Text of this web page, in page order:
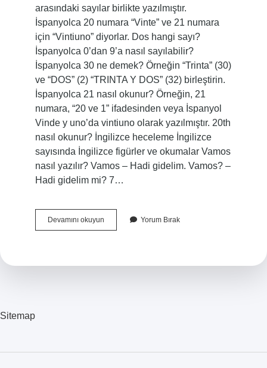
arasındaki sayılar birlikte yazılmıştır.
İspanyolca 20 numara “Vinte” ve 21 numara
için “Vintiuno” diyorlar. Dos hangi sayı?
İspanyolca 0’dan 9’a nasıl sayılabilir?
İspanyolca 30 ne demek? Örneğin “Trinta” (30)
ve “DOS” (2) “TRINTA Y DOS” (32) birleştirin.
İspanyolca 21 nasıl okunur? Örneğin, 21
numara, “20 ve 1” ifadesinden veya İspanyol
Vinde y uno’da vintiuno olarak yazılmıştır. 20th
nasıl okunur? İngilizce heceleme İngilizce
sayısında İngilizce figürler ve okumalar Vamos
nasıl yazılır? Vamos – Hadi gidelim. Vamos? –
Hadi gidelim mi? 7…
Devamını okuyunIspanyolca
29
Yorum Bırak
Sitemap